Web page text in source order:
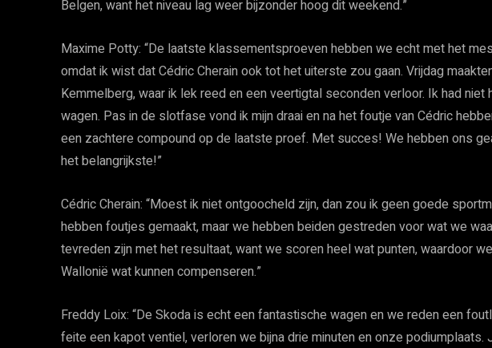
Belgen, want het niveau lag weer bijzonder hoog dit weekend.”
Maxime Potty: “De laatste klassementsproeven hebben we echt met het
omdat ik wist dat Cédric Cherain ook tot het uiterste zou gaan. Vrijdag
Kemmelberg, waar ik lek reed en een veertigtal seconden verloor. Ik had
wagen. Pas in de slotfase vond ik mijn draai en na het foutje van Cédric
een zachtere compound op de laatste proef. Met succes! We hebben ons
het belangrijkste!”
Cédric Cherain: “Moest ik niet ontgoocheld zijn, dan zou ik geen goede
hebben foutjes gemaakt, maar we hebben beiden gestreden voor wat we
tevreden zijn met het resultaat, want we scoren heel wat punten, waardoor
Wallonië wat kunnen compenseren.”
Freddy Loix: “De Skoda is echt een fantastische wagen en we reden een
feite een kapot ventiel, verloren we bijna drie minuten en onze podiumplaats.